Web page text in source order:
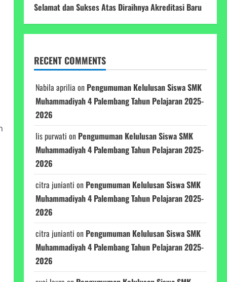
Selamat dan Sukses Atas Diraihnya Akreditasi Baru
RECENT COMMENTS
Nabila aprilia on Pengumuman Kelulusan Siswa SMK
Muhammadiyah 4 Palembang Tahun Pelajaran 2025-
2026
Iis purwati on Pengumuman Kelulusan Siswa SMK
Muhammadiyah 4 Palembang Tahun Pelajaran 2025-
2026
citra junianti on Pengumuman Kelulusan Siswa SMK
Muhammadiyah 4 Palembang Tahun Pelajaran 2025-
2026
citra junianti on Pengumuman Kelulusan Siswa SMK
Muhammadiyah 4 Palembang Tahun Pelajaran 2025-
2026